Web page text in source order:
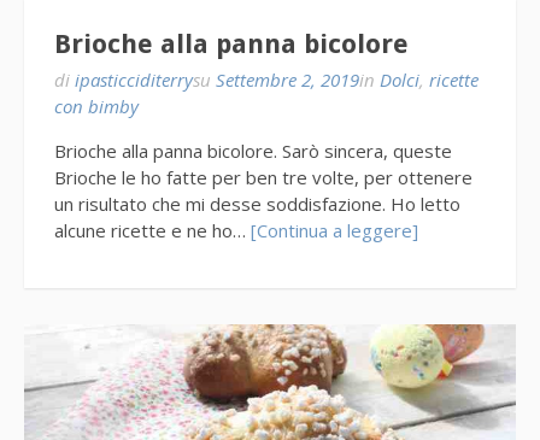
Brioche alla panna bicolore
di ipasticciditerrysu Settembre 2, 2019in Dolci, ricette
con bimby
Brioche alla panna bicolore. Sarò sincera, queste
Brioche le ho fatte per ben tre volte, per ottenere
un risultato che mi desse soddisfazione. Ho letto
alcune ricette e ne ho… [Continua a leggere]